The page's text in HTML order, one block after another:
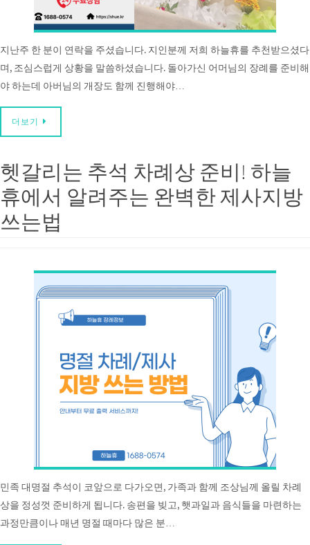
지난주 한 분이 연락을 주셨습니다. 지인분께 저희 하늘휴를 추천받으셨다
며, 조심스럽게 상황을 말씀하셨습니다. 돌아가신 어머님의 장례를 준비해
야 하는데 아버님의 개장도 함께 진행해야…
더보기
헷갈리는 추석 차례상 준비! 하늘
휴에서 알려주는 완벽한 제사지방
쓰는법
민족 대명절 추석이 코앞으로 다가오면, 가족과 함께 조상님께 올릴 차례
상을 정성껏 준비하게 됩니다. 송편을 빚고, 햇과일과 음식들을 마련하는
과정만큼이나 매년 명절 때마다 많은 분…